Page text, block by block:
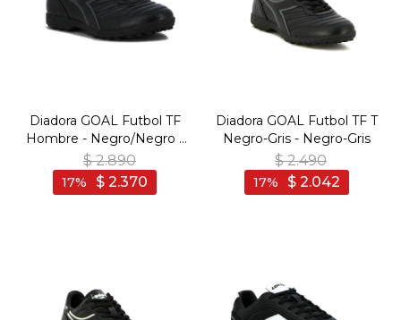
Diadora GOAL Futbol TF
Hombre - Negro/Negro -
Negro-Negro
$ 2.890
$ 2.370
17
Diadora GOAL Futbol TF T
Negro-Gris - Negro-Gris
$ 2.490
$ 2.042
17